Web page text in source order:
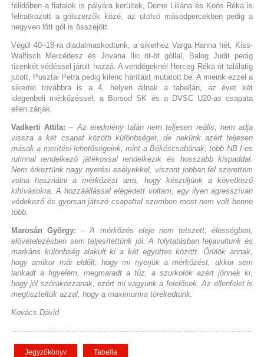
félidőben a fiatalok is pályára kerültek, Deme Liliána és Koós Réka is
feliratkozott a gólszerzők közé, az utolsó másodpercekben pedig a
negyven lőtt gól is összejött.
Végül 40–18-ra diadalmaskodtunk, a sikerhez Varga Hanna hét, Kiss-
Walfisch Mercédesz és Jovana Ilic öt-öt góllal, Balog Judit pedig
tizenkét védéssel járult hozzá. A vendégeknél Herceg Réka öt találatig
jutott, Pusztai Petra pedig kilenc hárítást mutatott be. A mieink ezzel a
sikerrel továbbra is a 4. helyen állnak a tabellán, az évet két
idegenbeli mérkőzéssel, a Borsod SK és a DVSC U20-as csapata
ellen zárják.
Vadkerti Attila: – Az eredmény talán nem teljesen reális, nem adja
vissza a két csapat közötti különbséget, de nekünk azért teljesen
másak a merítési lehetőségeink, mint a Békéscsabának, több NB I-es
rutinnal rendelkező játékossal rendelkezik és hosszabb kispaddal.
Nem érkeztünk nagy nyerési esélyekkel, viszont jobban fel szerettem
volna használni a mérkőzést arra, hogy készüljünk a következő
kihívásokra. A hozzáállással elégedett voltam, egy ilyen agresszívan
védekező és gyorsan játszó csapattal szemben most nem volt benne
több.
Marosán György:
– A mérkőzés eleje nem tetszett, élességben,
elővételezésben sem teljesítettünk jól. A folytatásban feljavultunk és
markáns különbség alakult ki a két együttes között. Örülök annak,
hogy amikor már eldőlt, hogy mi nyerjük a mérkőzést, akkor sem
lankadt a figyelem, megmaradt a tűz, a szurkolók azért jönnek ki,
hogy jól szórakozzanak, ezért mi vagyunk a felelősek. Az ellenfelet is
megtiszteltük azzal, hogy a maximumra törekedtünk.
Kovács Dávid
Jegyzőkönyv Tabella